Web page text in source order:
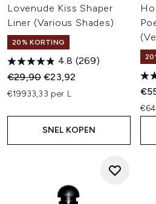
Lovenude Kiss Shaper
Liner (Various Shades)
20% KORTING
4.8 (269)
Recommended Retail Price:
€29,90Huidige prijs:
€23,92
€19933,33 per L
SNEL KOPEN